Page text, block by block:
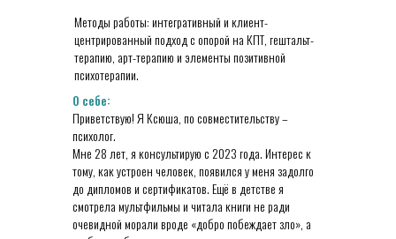
О себе:
Приветствую! Я Ксюша, по совместительству –
психолог.
Мне 28 лет, я консультирую с 2023 года. Интерес к
тому, как устроен человек, появился у меня задолго
до дипломов и сертификатов. Ещё в детстве я
смотрела мультфильмы и читала книги не ради
очевидной морали вроде «добро побеждает зло», а
Методы работы: интегративный и клиент-
центрированный подход с опорой на КПТ, гештальт-
терапию, арт-терапию и элементы позитивной
психотерапии.